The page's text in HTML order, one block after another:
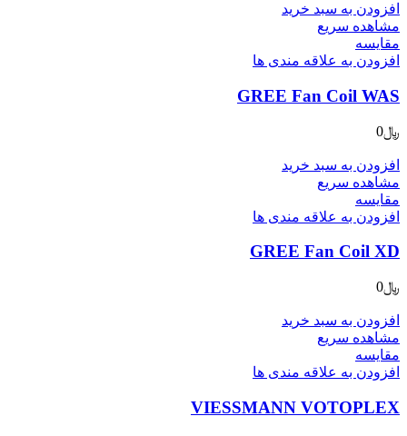
افزودن به سبد خرید
مشاهده سریع
مقایسه
افزودن به علاقه مندی ها
GREE Fan Coil WAS
﷼0
افزودن به سبد خرید
مشاهده سریع
مقایسه
افزودن به علاقه مندی ها
GREE Fan Coil XD
﷼0
افزودن به سبد خرید
مشاهده سریع
مقایسه
افزودن به علاقه مندی ها
VIESSMANN VOTOPLEX